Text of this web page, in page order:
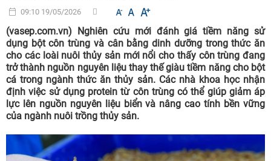
09:10 19/05/2026
(vasep.com.vn) Nghiên cứu mới đánh giá tiềm năng sử
dụng bột côn trùng và cân bằng dinh dưỡng trong thức ăn
cho các loài nuôi thủy sản mới nổi cho thấy côn trùng đang
trở thành nguồn nguyên liệu thay thế giàu tiềm năng cho bột
cá trong ngành thức ăn thủy sản. Các nhà khoa học nhận
định việc sử dụng protein từ côn trùng có thể giúp giảm áp
lực lên nguồn nguyên liệu biển và nâng cao tính bền vững
của ngành nuôi trồng thủy sản.